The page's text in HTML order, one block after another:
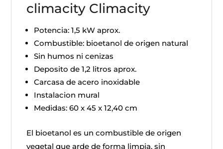
climacity Climacity
Potencia: 1,5 kW aprox.
Combustible: bioetanol de origen natural
Sin humos ni cenizas
Deposito de 1,2 litros aprox.
Carcasa de acero inoxidable
Instalacion mural
Medidas: 60 x 45 x 12,40 cm
El bioetanol es un combustible de origen
vegetal que arde de forma limpia, sin